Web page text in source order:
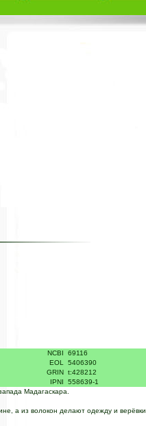
NCBI
69116
EOL
5406390
GRIN t:428212
IPNI
558639-1
Мадагаскара.
а из волокон делают одежду и верёвки.